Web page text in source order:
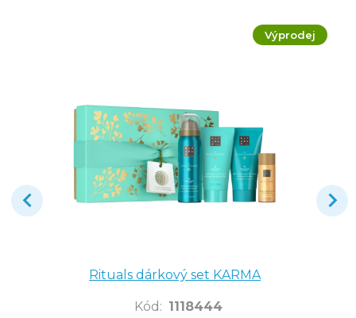
Výprodej
Rituals dárkový set KARMA
Kód : 1118444